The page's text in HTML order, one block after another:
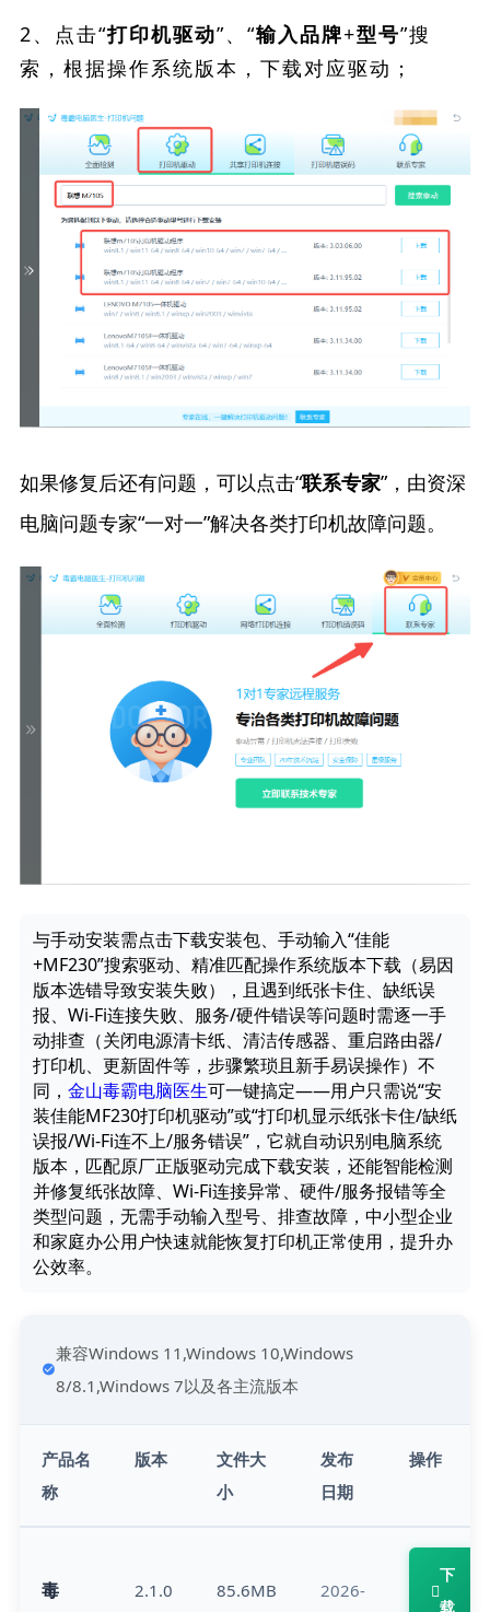
2、点击“打印机驱动”、“输入品牌+型号”搜
索，根据操作系统版本，下载对应驱动；
如果修复后还有问题，可以点击“联系专家”，由资深
电脑问题专家“一对一”解决各类打印机故障问题。
与手动安装需点击下载安装包、手动输入“佳能
+MF230”搜索驱动、精准匹配操作系统版本下载（易因
版本选错导致安装失败），且遇到纸张卡住、缺纸误
报、Wi-Fi连接失败、服务/硬件错误等问题时需逐一手
动排查（关闭电源清卡纸、清洁传感器、重启路由器/
打印机、更新固件等，步骤繁琐且新手易误操作）不
同， 金山毒霸电脑医生可一键搞定——用户只需说“安
装佳能MF230打印机驱动”或“打印机显示纸张卡住/缺纸
误报/Wi-Fi连不上/服务错误”，它就自动识别电脑系统
版本，匹配原厂正版驱动完成下载安装，还能智能检测
并修复纸张故障、Wi-Fi连接异常、硬件/服务报错等全
类型问题，无需手动输入型号、排查故障，中小型企业
和家庭办公用户快速就能恢复打印机正常使用，提升办
公效率。
兼容Windows 11,Windows 10,Windows
8/8.1,Windows 7以及各主流版本
产品名
称
版本
文件大
小
发布
日期
操作
毒
2.1.0 85.6MB 2026-
下
载